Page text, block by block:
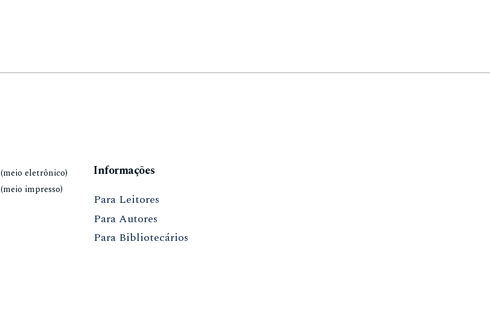
(meio eletrônico)
(meio impresso)
Informações
Para Leitores
Para Autores
Para Bibliotecários